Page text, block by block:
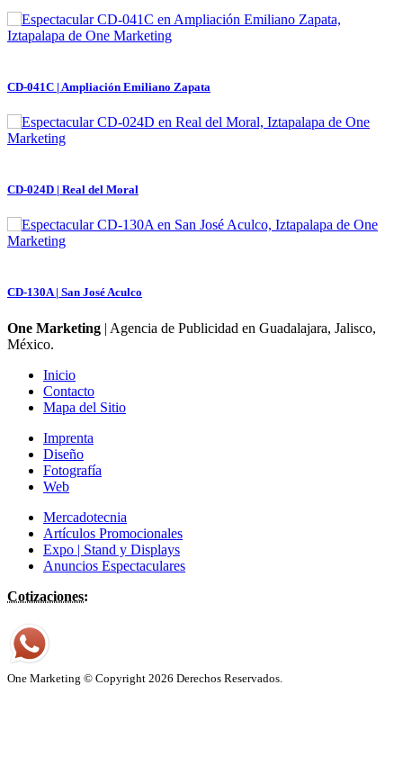
CD-041C | Ampliación Emiliano Zapata
CD-024D | Real del Moral
CD-130A | San José Aculco
One Marketing | Agencia de Publicidad en Guadalajara, Jalisco,
México.
Inicio
Contacto
Mapa del Sitio
Imprenta
Diseño
Fotografía
Web
Mercadotecnia
Artículos Promocionales
Expo | Stand y Displays
Anuncios Espectaculares
Cotizaciones:
One Marketing © Copyright 2026 Derechos Reservados.